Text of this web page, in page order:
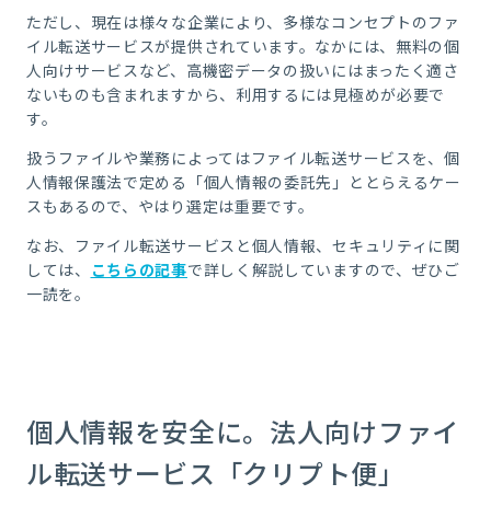
ただし、現在は様々な企業により、多様なコンセプトのファ
イル転送サービスが提供されています。なかには、無料の個
人向けサービスなど、高機密データの扱いにはまったく適さ
ないものも含まれますから、利用するには見極めが必要で
す。
扱うファイルや業務によってはファイル転送サービスを、個
人情報保護法で定める「個人情報の委託先」ととらえるケー
スもあるので、やはり選定は重要です。
なお、ファイル転送サービスと個人情報、セキュリティに関
しては、 こちらの記事で詳しく解説していますので、ぜひご
一読を。
個人情報を安全に。法人向けファイ
ル転送サービス「クリプト便」